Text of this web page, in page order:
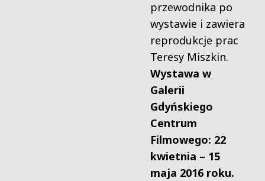
przewodnika po
wystawie i zawiera
reprodukcje prac
Teresy Miszkin.
Wystawa w
Galerii
Gdyńskiego
Centrum
Filmowego: 22
kwietnia – 15
maja 2016 roku.